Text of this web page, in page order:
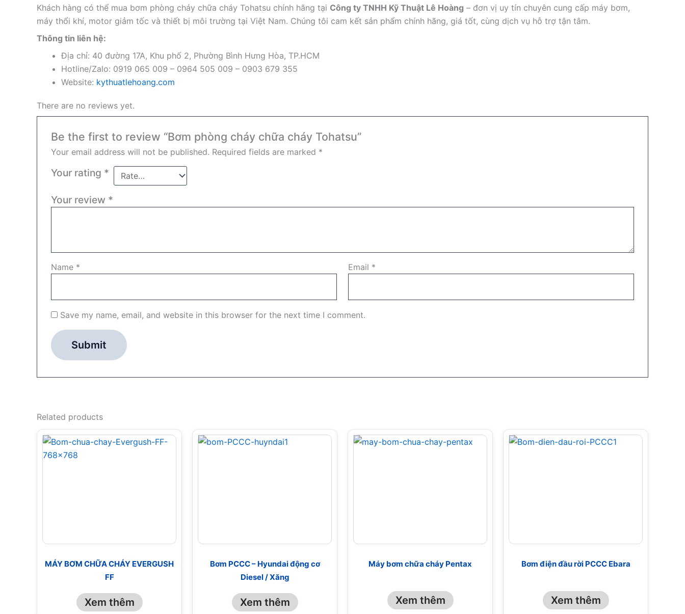
Khách hàng có thể mua bơm phòng cháy chữa cháy Tohatsu chính hãng tại Công ty TNHH Kỹ Thuật Lê Hoàng – đơn vị uy tín chuyên cung cấp máy bơm,
máy thổi khí, motor giảm tốc và thiết bị môi trường tại Việt Nam. Chúng tôi cam kết sản phẩm chính hãng, giá tốt, cùng dịch vụ hỗ trợ tận tâm.
Thông tin liên hệ:
Địa chỉ: 40 đường 17A, Khu phố 2, Phường Bình Hưng Hòa, TP.HCM
Hotline/Zalo: 0919 065 009 – 0964 505 009 – 0903 679 355
Website: kythuatlehoang.com
There are no reviews yet.
Be the first to review “Bơm phòng cháy chữa cháy Tohatsu”
Your email address will not be published. Required fields are marked *
Your rating *
Your review *
Name * Email *
Save my name, email, and website in this browser for the next time I comment.
Related products
MÁY BƠM CHỮA CHÁY EVERGUSH
FF
Xem thêm
Bơm PCCC – Hyundai động cơ
Diesel / Xăng
Xem thêm
Máy bơm chữa cháy Pentax
Xem thêm
Bơm điện đầu rời PCCC Ebara
Xem thêm